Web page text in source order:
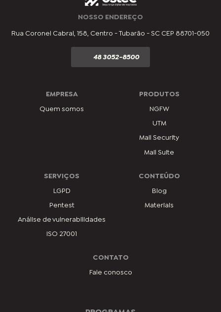
NOSSO ENDEREÇO
Rua Coronel Cabral, 158, Centro - Tubarão - SC CEP 88701-050
48 3052-8500
EMPRESA
Quem somos
PRODUTOS
NGFW
UTM
Mail Security
Mail Suite
SERVIÇOS
LGPD
Pentest
Análise de vulnerabilidades
ISO 27001
CONTEÚDO
Blog
Materiais
CONTATO
Fale conosco